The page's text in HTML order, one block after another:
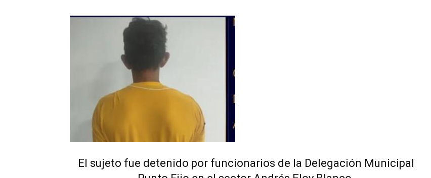
El sujeto fue detenido por funcionarios de la Delegación Municipal